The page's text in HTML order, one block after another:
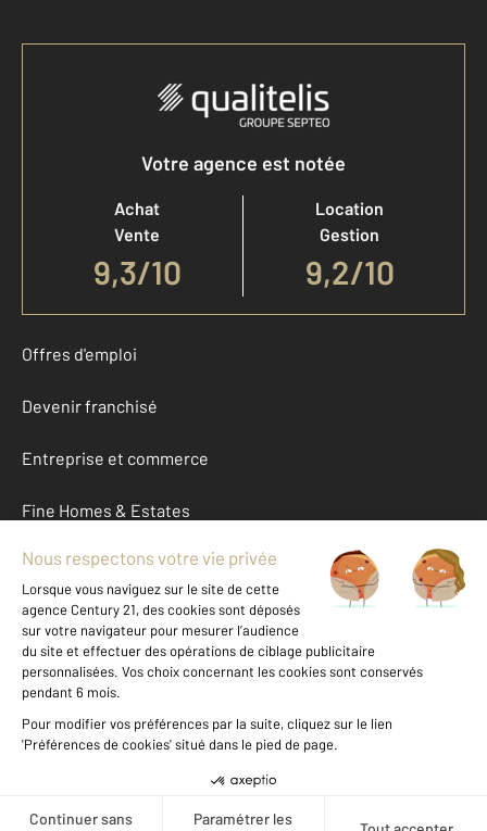
Votre agence est notée
Achat
Vente
9,3/10
Location
Gestion
9,2/10
Offres d'emploi
Devenir franchisé
Entreprise et commerce
Fine Homes & Estates
À propos
International
Nous contacter
Données personnelles
Gestionnaire des cookies